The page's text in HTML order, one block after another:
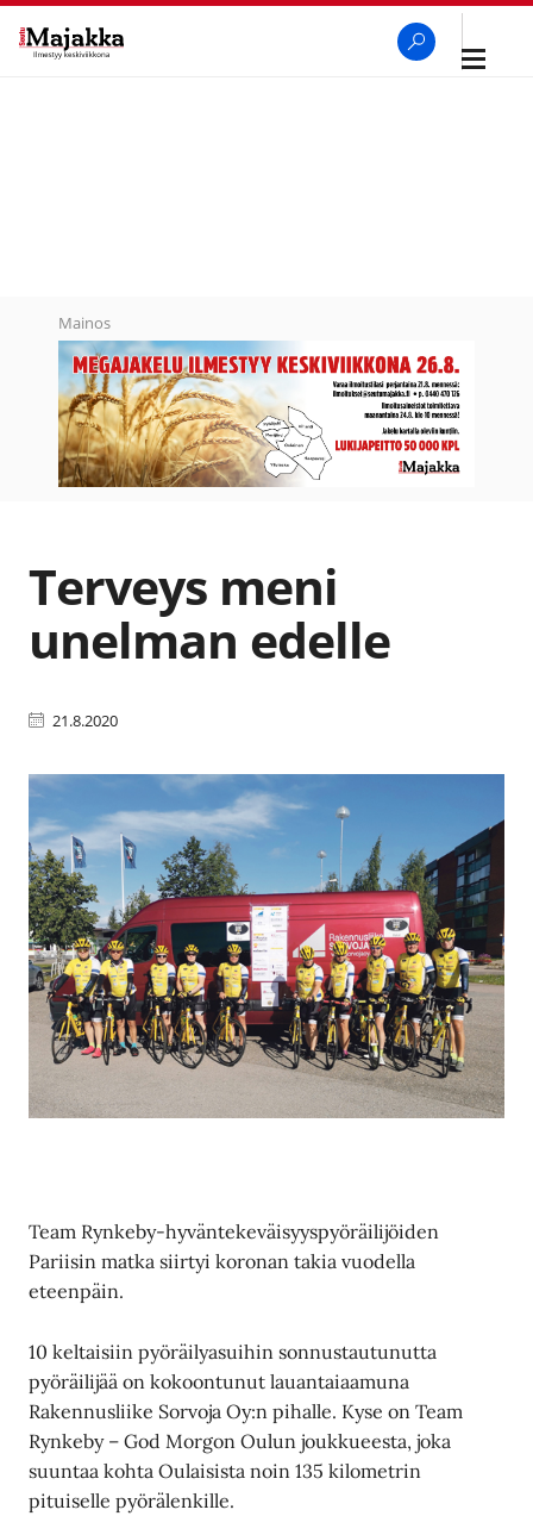
Avaa
Mainos
Terveys meni
unelman edelle
21.8.2020
Team Rynkeby-hyväntekeväisyyspyöräilijöiden
Pariisin matka siirtyi koronan takia vuodella
eteenpäin.
10 keltaisiin pyöräilyasuihin sonnustautunutta
pyöräilijää on kokoontunut lauantaiaamuna
Rakennusliike Sorvoja Oy:n pihalle. Kyse on Team
Rynkeby – God Morgon Oulun joukkueesta, joka
suuntaa kohta Oulaisista noin 135 kilometrin
pituiselle pyörälenkille.